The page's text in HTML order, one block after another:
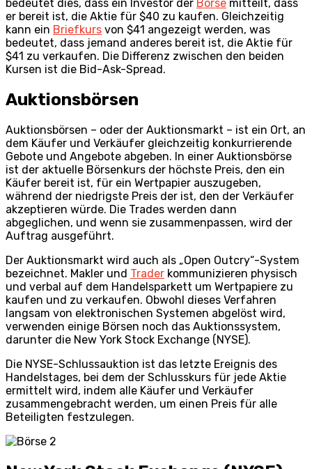
bedeutet dies, dass ein Investor der Börse mitteilt, dass
er bereit ist, die Aktie für $40 zu kaufen. Gleichzeitig
kann ein Briefkurs von $41 angezeigt werden, was
bedeutet, dass jemand anderes bereit ist, die Aktie für
$41 zu verkaufen. Die Differenz zwischen den beiden
Kursen ist die Bid-Ask-Spread.
Auktionsbörsen
Auktionsbörsen – oder der Auktionsmarkt – ist ein Ort, an
dem Käufer und Verkäufer gleichzeitig konkurrierende
Gebote und Angebote abgeben. In einer Auktionsbörse
ist der aktuelle Börsenkurs der höchste Preis, den ein
Käufer bereit ist, für ein Wertpapier auszugeben,
während der niedrigste Preis der ist, den der Verkäufer
akzeptieren würde. Die Trades werden dann
abgeglichen, und wenn sie zusammenpassen, wird der
Auftrag ausgeführt.
Der Auktionsmarkt wird auch als „Open Outcry“-System
bezeichnet. Makler und Trader kommunizieren physisch
und verbal auf dem Handelsparkett um Wertpapiere zu
kaufen und zu verkaufen. Obwohl dieses Verfahren
langsam von elektronischen Systemen abgelöst wird,
verwenden einige Börsen noch das Auktionssystem,
darunter die New York Stock Exchange (NYSE).
Die NYSE-Schlussauktion ist das letzte Ereignis des
Handelstages, bei dem der Schlusskurs für jede Aktie
ermittelt wird, indem alle Käufer und Verkäufer
zusammengebracht werden, um einen Preis für alle
Beteiligten festzulegen.